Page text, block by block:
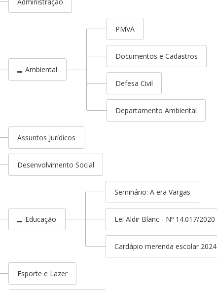
Administração
Ambiental
PMVA
Documentos e Cadastros
Defesa Civil
Departamento Ambiental
Assuntos Jurídicos
Desenvolvimento Social
Educação
Seminário: A era Vargas
Lei Aldir Blanc - Nº 14.017/2020
Cardápio merenda escolar 2024
Esporte e Lazer